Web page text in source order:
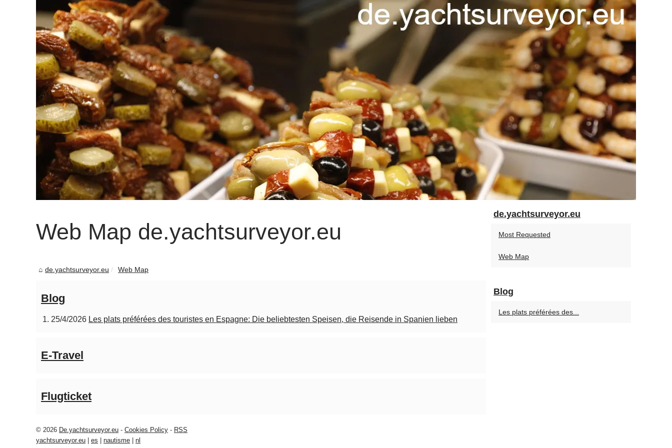
Web Map de.yachtsurveyor.eu
de.yachtsurveyor.eu Web Map
Blog
25/4/2026 Les plats préférées des touristes en Espagne: Die beliebtesten Speisen, die Reisende in Spanien lieben
E-Travel
Flugticket
de.yachtsurveyor.eu
Most Requested
Web Map
Blog
Les plats préférées des...
© 2026 De.yachtsurveyor.eu - Cookies Policy - RSS
yachtsurveyor.eu
es nautisme nl